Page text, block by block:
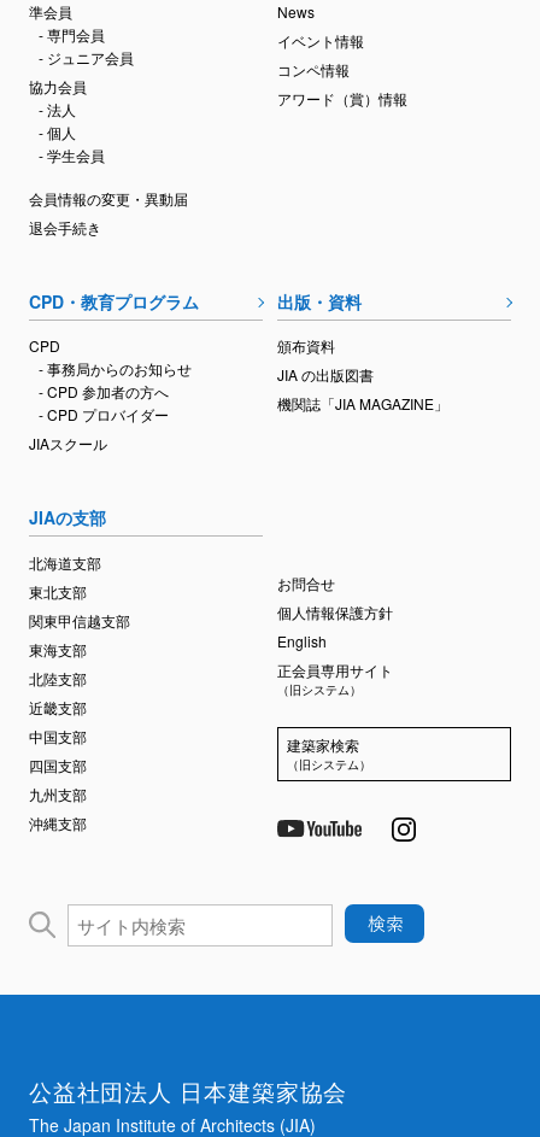
準会員
- 専門会員
- ジュニア会員
協力会員
- 法人
- 個人
- 学生会員
会員情報の変更・異動届
退会手続き
News
イベント情報
コンペ情報
アワード（賞）情報
CPD・教育プログラム
CPD
- 事務局からのお知らせ
- CPD 参加者の方へ
- CPD プロバイダー
JIAスクール
出版・資料
頒布資料
JIA の出版図書
機関誌「JIA MAGAZINE」
JIAの支部
北海道支部
東北支部
関東甲信越支部
東海支部
北陸支部
近畿支部
中国支部
四国支部
九州支部
沖縄支部
お問合せ
個人情報保護方針
English
正会員専用サイト
（旧システム）
建築家検索
（旧システム）
公益社団法人 日本建築家協会
The Japan Institute of Architects (JIA)